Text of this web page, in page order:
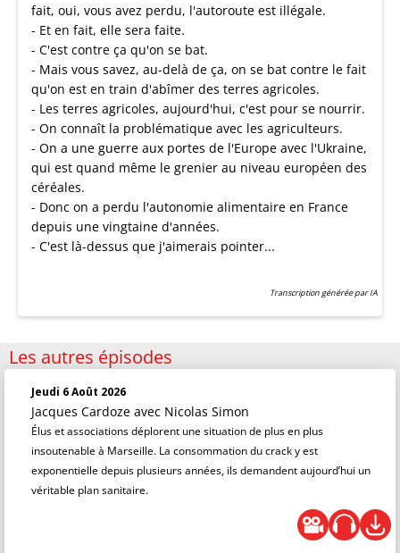
fait, oui, vous avez perdu, l'autoroute est illégale.
- Et en fait, elle sera faite.
- C'est contre ça qu'on se bat.
- Mais vous savez, au-delà de ça, on se bat contre le fait
qu'on est en train d'abîmer des terres agricoles.
- Les terres agricoles, aujourd'hui, c'est pour se nourrir.
- On connaît la problématique avec les agriculteurs.
- On a une guerre aux portes de l'Europe avec l'Ukraine,
qui est quand même le grenier au niveau européen des
céréales.
- Donc on a perdu l'autonomie alimentaire en France
depuis une vingtaine d'années.
- C'est là-dessus que j'aimerais pointer...
Transcription générée par IA
Les autres épisodes
Jeudi 6 Août 2026
Jacques Cardoze avec Nicolas Simon
Élus et associations déplorent une situation de plus en plus
insoutenable à Marseille. La consommation du crack y est
exponentielle depuis plusieurs années, ils demandent aujourd’hui un
véritable plan sanitaire.